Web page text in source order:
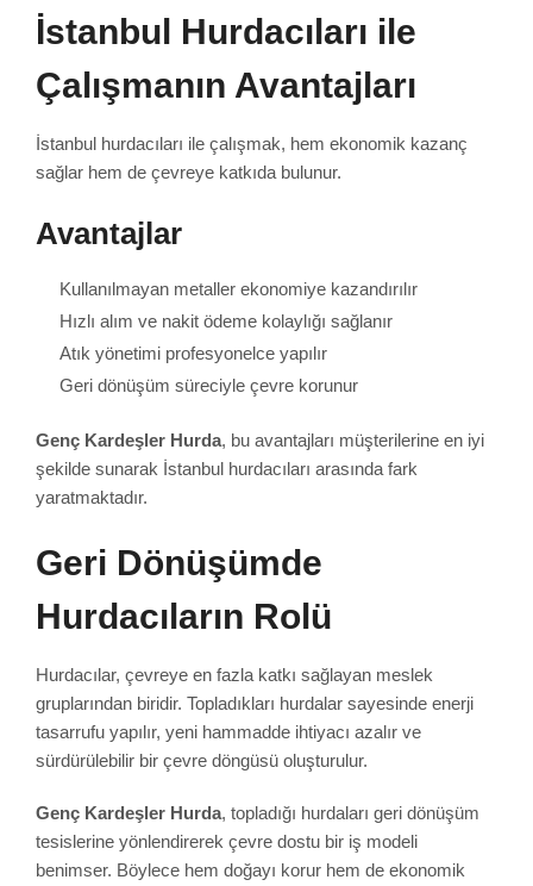
İstanbul Hurdacıları ile
Çalışmanın Avantajları
İstanbul hurdacıları ile çalışmak, hem ekonomik kazanç
sağlar hem de çevreye katkıda bulunur.
Avantajlar
Kullanılmayan metaller ekonomiye kazandırılır
Hızlı alım ve nakit ödeme kolaylığı sağlanır
Atık yönetimi profesyonelce yapılır
Geri dönüşüm süreciyle çevre korunur
Genç Kardeşler Hurda, bu avantajları müşterilerine en iyi
şekilde sunarak İstanbul hurdacıları arasında fark
yaratmaktadır.
Geri Dönüşümde
Hurdacıların Rolü
Hurdacılar, çevreye en fazla katkı sağlayan meslek
gruplarından biridir. Topladıkları hurdalar sayesinde enerji
tasarrufu yapılır, yeni hammadde ihtiyacı azalır ve
sürdürülebilir bir çevre döngüsü oluşturulur.
Genç Kardeşler Hurda, topladığı hurdaları geri dönüşüm
tesislerine yönlendirerek çevre dostu bir iş modeli
benimser. Böylece hem doğayı korur hem de ekonomik